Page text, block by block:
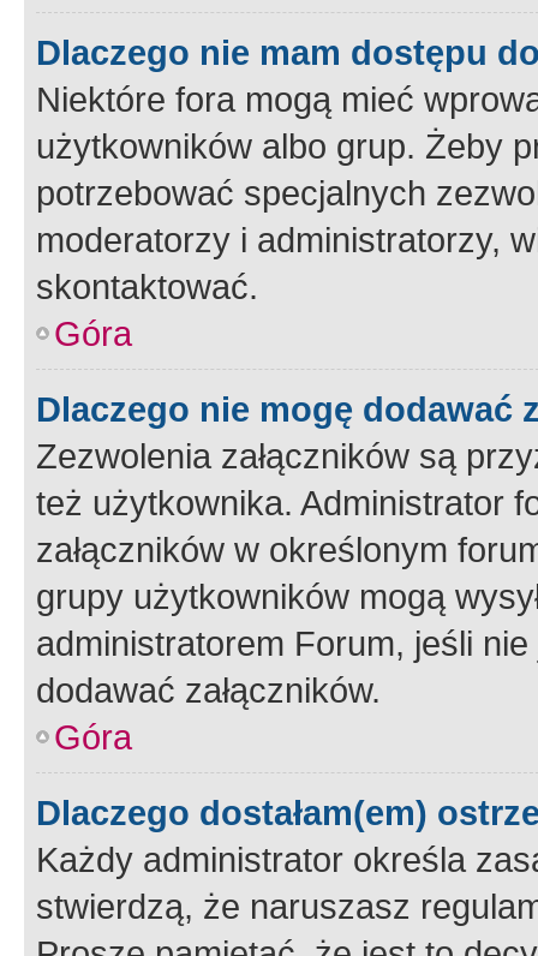
Dlaczego nie mam dostępu
Niektóre fora mogą mieć
użytkowników albo grup. Żeby
potrzebować specjalnych
moderatorzy i administratorzy,
skontaktować.
Góra
Dlaczego nie mogę dodawać
Zezwolenia załączników są
też użytkownika. Administrator
załączników w określonym
grupy użytkowników mogą
administratorem Forum, jeśli
dodawać załączników.
Góra
Dlaczego dostałam(em)
Każdy administrator określa
stwierdzą, że naruszasz